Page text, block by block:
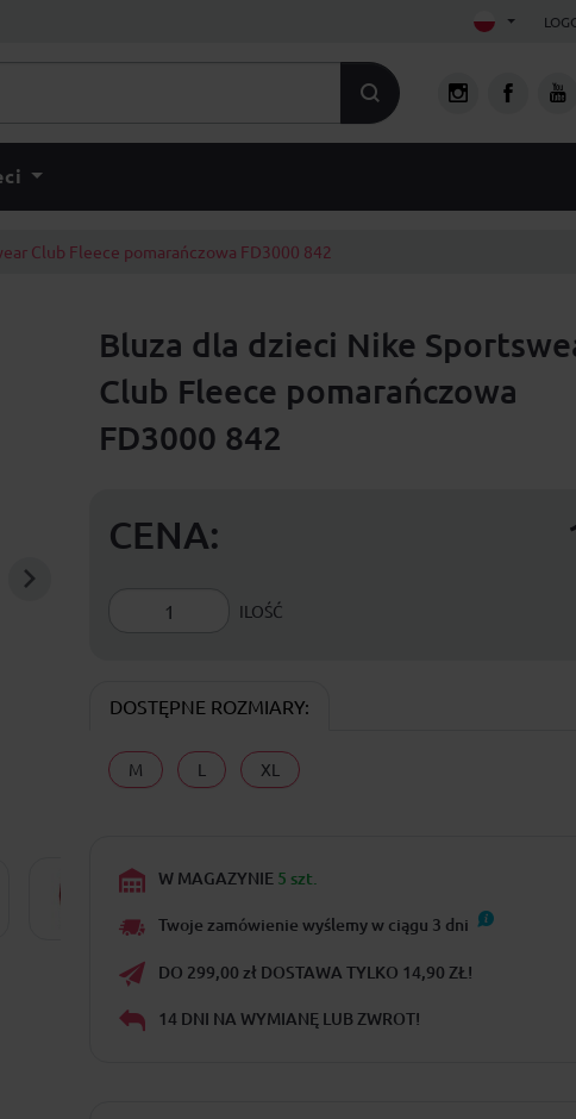
Club Fleece pomarańczowa FD3000 842
Bluza dla dzieci Nike
Club Fleece pomarańczowa
FD3000 842
CENA:
ILOŚĆ
DOSTĘPNE ROZMIARY:
M L XL
W MAGAZYNIE 5 szt.
Twoje zamówienie wyślemy w ciągu 3 dni
DO 299,00 zł DOSTAWA TYLKO 14,90 ZŁ!
14 DNI NA WYMIANĘ LUB ZWROT!